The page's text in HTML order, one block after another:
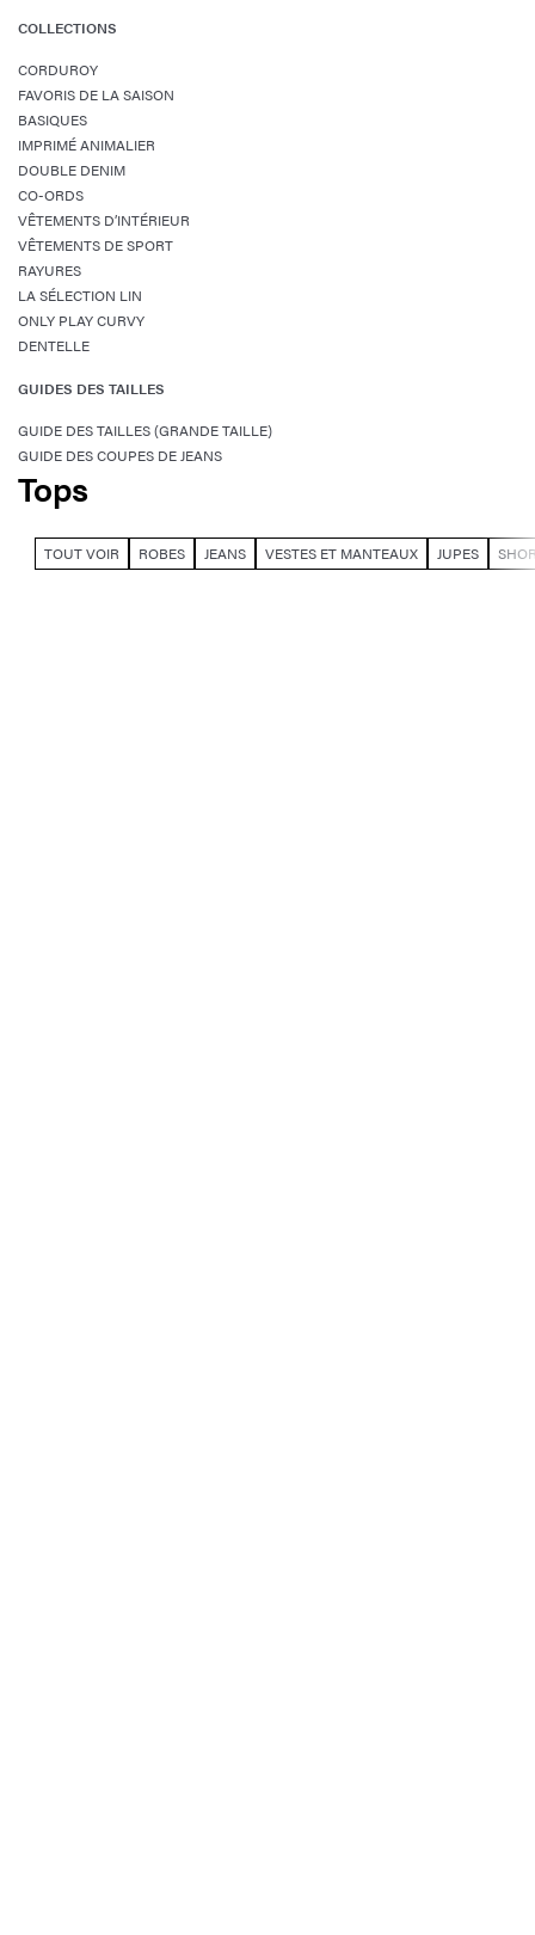
COLLECTIONS
CORDUROY
FAVORIS DE LA SAISON
BASIQUES
IMPRIMÉ ANIMALIER
DOUBLE DENIM
CO-ORDS
VÊTEMENTS D’INTÉRIEUR
VÊTEMENTS DE SPORT
RAYURES
LA SÉLECTION LIN
ONLY PLAY CURVY
DENTELLE
GUIDES DES TAILLES
GUIDE DES TAILLES (GRANDE TAILLE)
GUIDE DES COUPES DE JEANS
Tops
TOUT VOIR ROBES JEANS VESTES ET MANTEAUX JUPES